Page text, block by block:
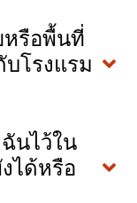
รือพื้นที่
โรงแรม
นไว้ใน
ได้หรือ